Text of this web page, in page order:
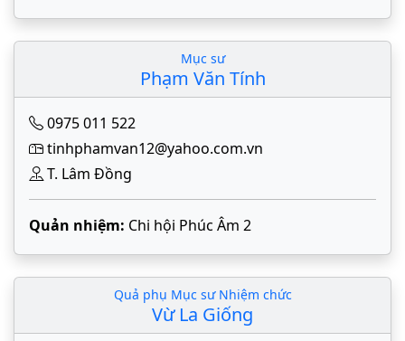
Mục sư
Phạm Văn Tính
0975 011 522
tinhphamvan12@yahoo.com.vn
T. Lâm Đồng
Quản nhiệm: Chi hội Phúc Âm 2
Quả phụ Mục sư Nhiệm chức
Vừ La Giống